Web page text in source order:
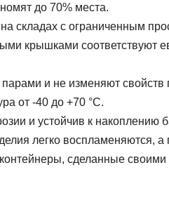
до 70% места.
складах с ограниченным
крышками соответствуют
и не изменяют свойств
от -40 до +70 °C.
и устойчив к накоплению
легко воспламеняются,
сделанные своими